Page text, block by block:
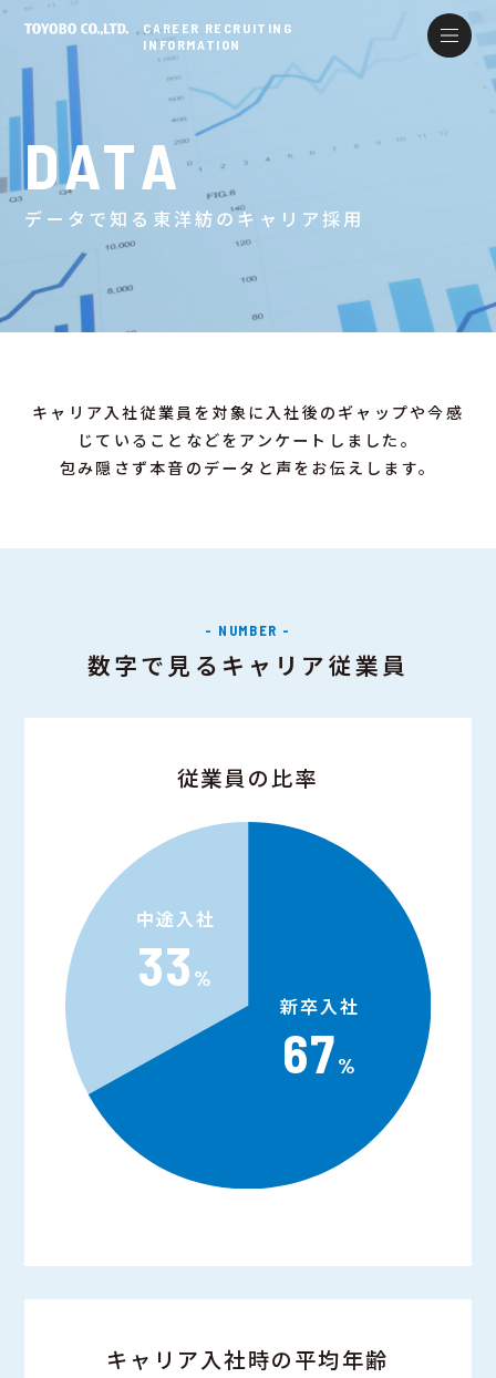
CAREER RECRUITING
INFORMATION
DATA
データで知る東洋紡のキャリア採用
キャリア入社従業員を対象に入社後のギャップや今感
じていることなどをアンケートしました。
包み隠さず本音のデータと声をお伝えします。
- NUMBER -
数字で見るキャリア従業員
従業員の比率
中途入社
33 %
新卒入社
67%
キャリア入社時の平均年齢